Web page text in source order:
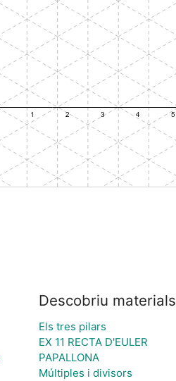
Descobriu materials
Els tres pilars
EX 11 RECTA D'EULER
PAPALLONA
Múltiples i divisors